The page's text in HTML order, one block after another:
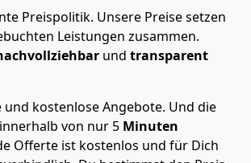
Preispolitik. Unsere Preise setzen
Leistungen zusammen.
und transparent
kostenlose Angebote. Und die
von nur 5 Minuten
Offerte ist kostenlos und für Dich